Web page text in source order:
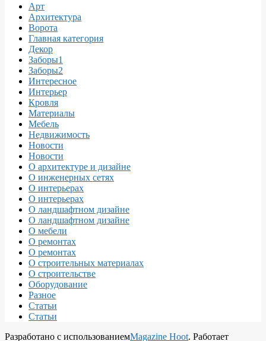
Арт
Архитектура
Ворота
Главная категория
Декор
Заборы1
Заборы2
Интересное
Интерьер
Кровля
Материалы
Мебель
Недвижимость
Новости
Новости
О архитектуре и дизайне
О инженерных сетях
О интерьерах
О интерьерах
О ландшафтном дизайне
О ландшафтном дизайне
О мебели
О ремонтах
О ремонтах
О строительных материалах
О строительстве
Оборудование
Разное
Статьи
Статьи
Разработано с использованиемMagazine Hoot. Работает